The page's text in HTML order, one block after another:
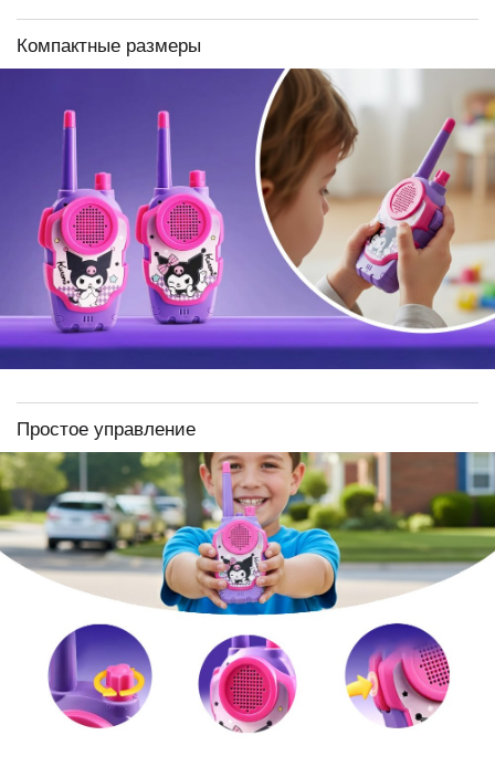
Компактные размеры
Простое управление